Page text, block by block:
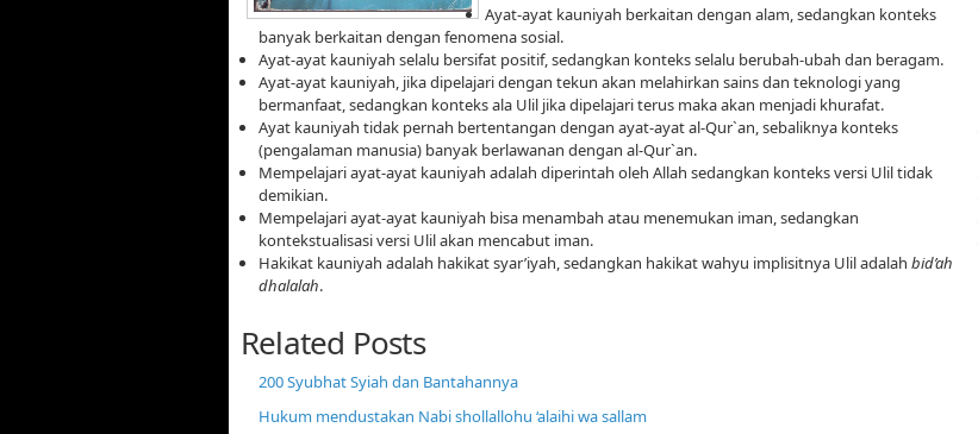
Ayat-ayat kauniyah berkaitan dengan alam, sedangkan konteks
banyak berkaitan dengan fenomena sosial.
Ayat-ayat kauniyah selalu bersifat positif, sedangkan konteks selalu berubah-ubah dan beragam.
Ayat-ayat kauniyah, jika dipelajari dengan tekun akan melahirkan sains dan teknologi yang
bermanfaat, sedangkan konteks ala Ulil jika dipelajari terus maka akan menjadi khurafat.
Ayat kauniyah tidak pernah bertentangan dengan ayat-ayat al-Qur`an, sebaliknya konteks
(pengalaman manusia) banyak berlawanan dengan al-Qur`an.
Mempelajari ayat-ayat kauniyah adalah diperintah oleh Allah sedangkan konteks versi Ulil tidak
demikian.
Mempelajari ayat-ayat kauniyah bisa menambah atau menemukan iman, sedangkan
kontekstualisasi versi Ulil akan mencabut iman.
Hakikat kauniyah adalah hakikat syar’iyah, sedangkan hakikat wahyu implisitnya Ulil adalah bid’ah
dhalalah.
Related Posts
200 Syubhat Syiah dan Bantahannya
Hukum mendustakan Nabi shollallohu ‘alaihi wa sallam